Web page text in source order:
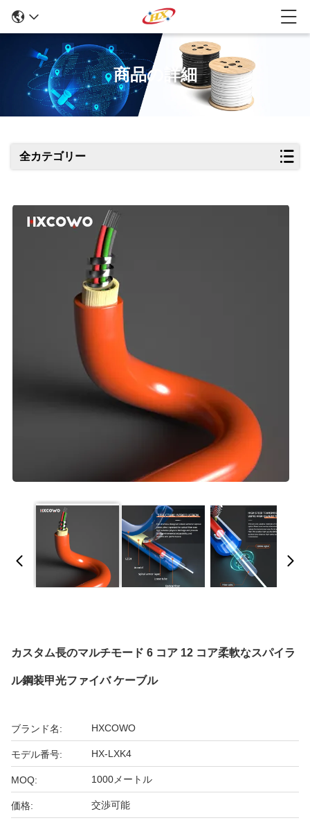
商品の詳細
全カテゴリー
カスタム長のマルチモード 6 コア 12 コア柔軟なスパイラ
ル鋼装甲光ファイバ ケーブル
ブランド名: HXCOWO
モデル番号: HX-LXK4
MOQ: 1000メートル
価格: 交渉可能